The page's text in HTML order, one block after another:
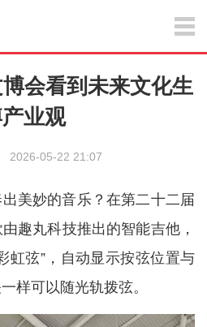
会看到未来文化生
业观
2026-05-22 21:07
美妙的音乐？在第二十二届
趣丸科技推出的智能吉他，
虹弦”，自动显示按弦位置与
样可以随光轨拨弦。